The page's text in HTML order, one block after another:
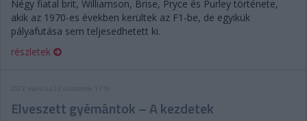
Négy fiatal brit, Williamson, Brise, Pryce és Purley története,
akik az 1970-es években kerültek az F1-be, de egyikük
pályafutása sem teljesedhetett ki.
részletek
2023. március 23. csütörtök, 17:10
Elveszett gyémántok – A kezdetek